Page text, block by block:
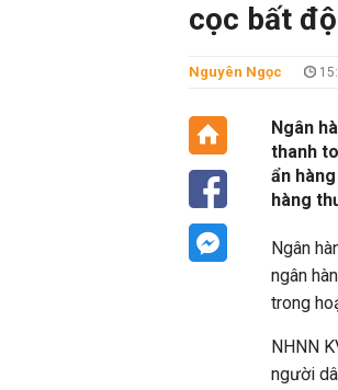
cọc bất
Nguyên Ngọc
Ngân
thanh
ẩn
hàng
Ngân
ngân
trong
NHNN
người